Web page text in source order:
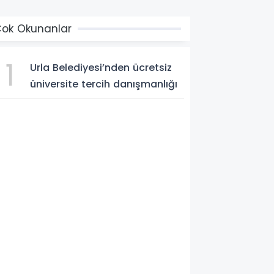
Okunanlar
1
Urla Belediyesi’nden ücretsiz
üniversite tercih danışmanlığı